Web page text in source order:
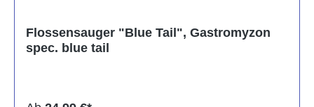
Flossensauger "Blue Tail", Gastromyzon
spec. blue tail